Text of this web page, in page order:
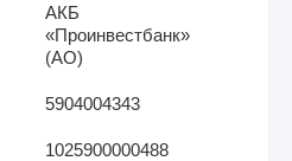
АКБ
«Проинвестбанк»
(АО)
5904004343
1025900000488